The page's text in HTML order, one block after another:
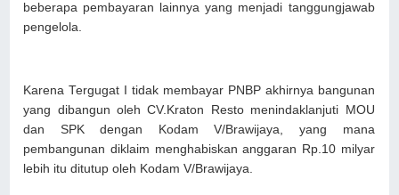
beberapa pembayaran lainnya yang menjadi tanggungjawab
pengelola.
Karena Tergugat I tidak membayar PNBP akhirnya bangunan
yang dibangun oleh CV.Kraton Resto menindaklanjuti MOU
dan SPK dengan Kodam V/Brawijaya, yang mana
pembangunan diklaim menghabiskan anggaran Rp.10 milyar
lebih itu ditutup oleh Kodam V/Brawijaya.